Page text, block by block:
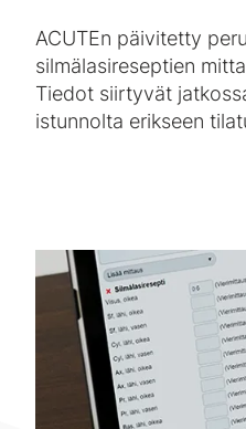
ACUTEn päivitetty
silmälasireseptien
Tiedot siirtyvät
istunnolta erikseen